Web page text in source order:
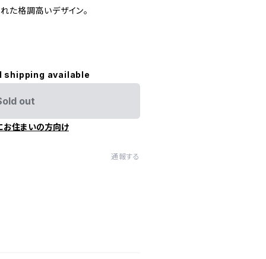
た格調高いデザイン。
shipping available
out
お住まいの方向け
通報する